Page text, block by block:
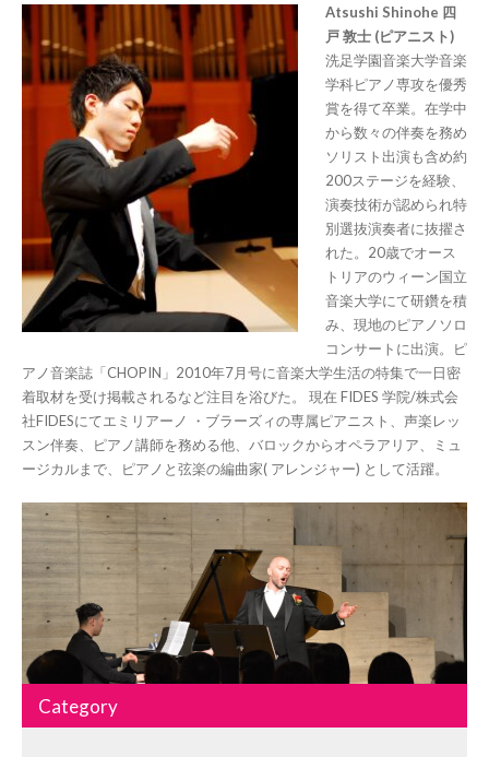
Atsushi Shinohe 四
戸 敦士 (ピアニスト)
洗足学園音楽大学音楽
学科ピアノ専攻を優秀
賞を得て卒業。在学中
から数々の伴奏を務め
ソリスト出演も含め約
200ステージを経験、
演奏技術が認められ特
別選抜演奏者に抜擢さ
れた。20歳でオース
トリアのウィーン国立
音楽大学にて研鑽を積
み、現地のピアノソロ
コンサートに出演。ピ
アノ音楽誌「CHOPIN」2010年7月号に音楽大学生活の特集で一日密
着取材を受け掲載されるなど注目を浴びた。 現在 FIDES 学院/株式会
社FIDESにてエミリアーノ ・ブラーズィの専属ピアニスト、声楽レッ
スン伴奏、ピアノ講師を務める他、バロックからオペラアリア、ミュ
ージカルまで、ピアノと弦楽の編曲家( アレンジャー) として活躍。
Category